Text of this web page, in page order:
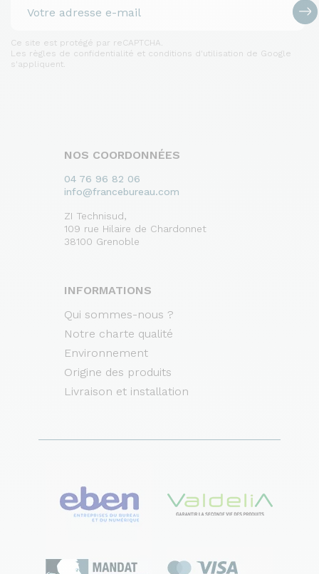
Ce site est protégé par reCAPTCHA.
Les règles de confidentialité et conditions d'utilisation de Google
s'appliquent.
NOS COORDONNÉES
04 76 96 82 06
info@francebureau.com
ZI Technisud,
109 rue Hilaire de Chardonnet
38100 Grenoble
INFORMATIONS
Qui sommes-nous ?
Notre charte qualité
Environnement
Origine des produits
Livraison et installation